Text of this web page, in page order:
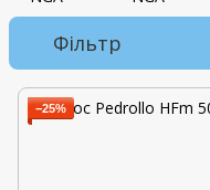
Фільтр
−25%